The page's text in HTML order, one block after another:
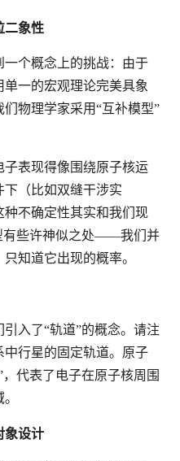
二象性
个概念上的挑战：由于
一的宏观理论完美具象
物理学家采用“互补模型”
表现得像围绕原子核运
（比如双缝干涉实
不确定性其实和我们现
有些许神似之处——我们并
知道它出现的概率。
入了“轨道”的概念。请注
行星的固定轨道。原子
代表了电子在原子核周围
象设计